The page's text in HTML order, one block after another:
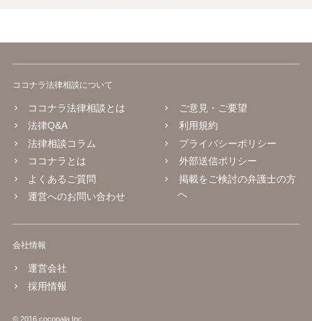
ココナラ法律相談について
ココナラ法律相談とは
法律Q&A
法律相談コラム
ココナラとは
よくあるご質問
運営へのお問い合わせ
ご意見・ご要望
利用規約
プライバシーポリシー
外部送信ポリシー
掲載をご検討の弁護士の方
へ
会社情報
運営会社
採用情報
© 2016 coconala Inc.